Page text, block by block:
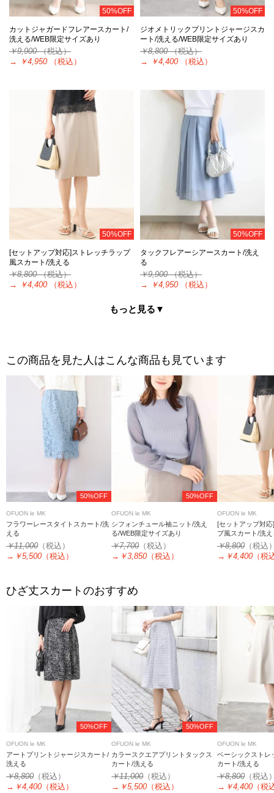
50%OFF
カットジャガードフレアースカート/
洗える/WEB限定サイズあり
￥9,900（税込）
→
￥4,950 （税込）
50%OFF
ジオメトリックプリントジャージスカ
ート/洗える/WEB限定サイズあり
￥8,800（税込）
→
￥4,400 （税込）
50%OFF
[セットアップ対応]ストレッチラップ
風スカート/洗える
￥8,800（税込）
→
￥4,400 （税込）
50%OFF
タックフレアーシアースカート/洗え
る
￥9,900（税込）
→
￥4,950 （税込）
もっと見る▼
この商品を見た人はこんな商品も見ています
50%OFF
OFUON le MK
フラワーレースタイトスカート/洗
える
￥11,000 （税込）
→ ￥5,500 （税込）
50%OFF
OFUON le MK
シフォンチュール袖ニット/洗え
る/WEB限定サイズあり
￥7,700（税込）
→ ￥3,850 （税込）
OFUON le MK
[セットアップ対
プ風スカート/洗え
￥8,800（税込
→ ￥4,400（税
ひざ丈スカートのおすすめ
50%OFF
OFUON le MK
アートプリントジャージスカート/
洗える
￥8,800 （税込）
→ ￥4,400 （税込）
50%OFF
OFUON le MK
カラースクエアプリントタックス
カート/洗える
￥11,000（税込）
→ ￥5,500 （税込）
OFUON le MK
ベーシックストレ
カート/洗える
￥8,800（税込
→ ￥4,400（税